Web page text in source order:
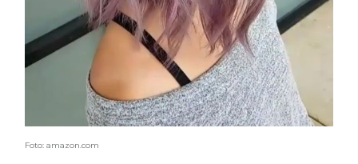
Foto: amazon.com